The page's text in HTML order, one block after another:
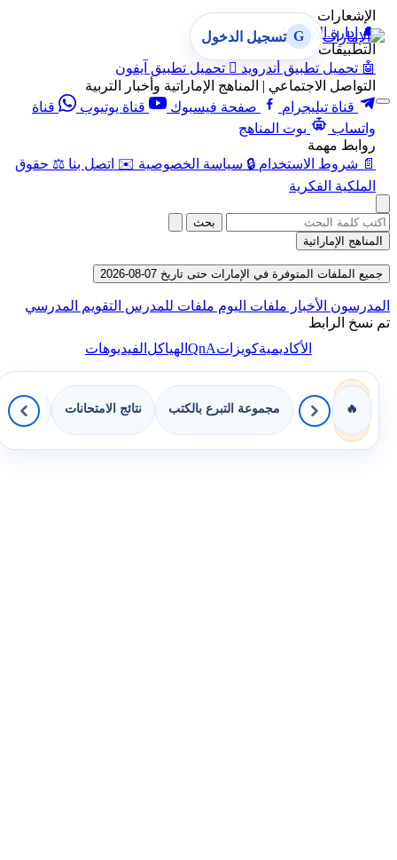
الإشعارات
🔔 إدارة الإشعارات
التطبيقات
🤖 تحميل تطبيق أندرويد  تحميل تطبيق آيفون
التواصل الاجتماعي | المناهج الإماراتية وأخبار التربية
قناة تيليجرام
صفحة فيسبوك قناة يوتيوب
قناة
واتساب
بوت المناهج
روابط مهمة
📄 شروط الاستخدام 🔒 سياسة الخصوصية ✉️ اتصل بنا ⚖️ حقوق
الملكية الفكرية
G تسجيل الدخول
بحث
المناهج الإماراتية
جميع الملفات المتوفرة في الإمارات حتى تاريخ 07-08-2026
المدرسون الأخبار ملفات اليوم ملفات للمدرس التقويم المدرسي
تم نسخ الرابط
الأكاديميةكويزاتQnAالهياكلالفيديوهات
🔥 مجموعة التبرع بالكتب نتائج الامتحانات